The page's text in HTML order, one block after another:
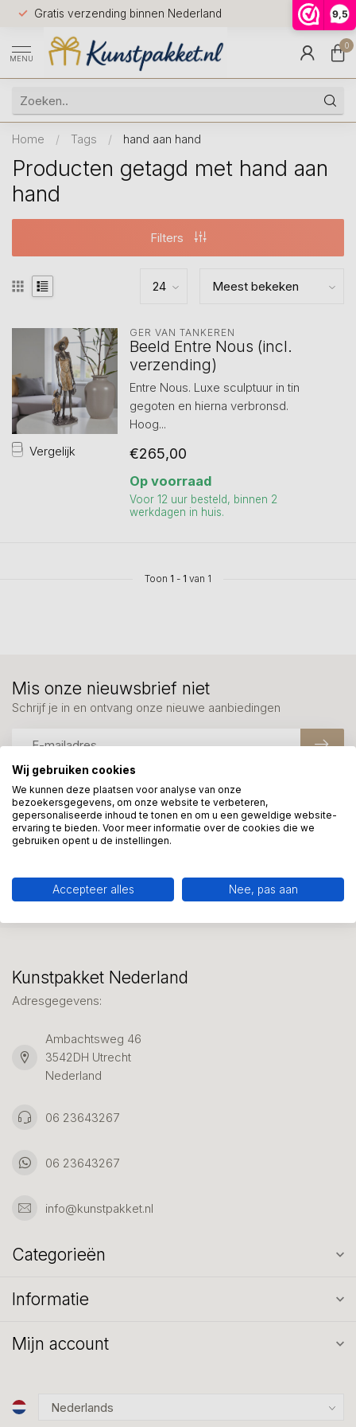
9,5
Gratis verzending binnen Nederland
Voor
huis
9.5
MENU
0
Home / Tags / hand aan hand
Producten getagd met hand aan
hand
Filters
Vergelijk
GER VAN TANKEREN
Beeld Entre Nous (incl.
verzending)
Entre Nous. Luxe sculptuur in tin
gegoten en hierna verbronsd.
Hoog...
€265,00
Op voorraad
Voor 12 uur besteld, binnen 2
werkdagen in huis.
Toon 1 - 1 van 1
Meer informatie?
We helpen graag met uw keuze of geven advies, bel of app
ons 7 dagen per week: 06-23643267
Klantenservice
Mis onze nieuwsbrief niet
Schrijf je in en ontvang onze nieuwe aanbiedingen
Kunstpakket Nederland
Adresgegevens:
Ambachtsweg 46
3542DH Utrecht
Nederland
06 23643267
06 23643267
info@kunstpakket.nl
Categorieën
Informatie
Mijn account
Wij gebruiken cookies
We kunnen deze plaatsen voor analyse van onze
bezoekersgegevens, om onze website te verbeteren,
gepersonaliseerde inhoud te tonen en om u een geweldige website-
ervaring te bieden. Voor meer informatie over de cookies die we
gebruiken opent u de instellingen.
Accepteer alles Nee, pas aan